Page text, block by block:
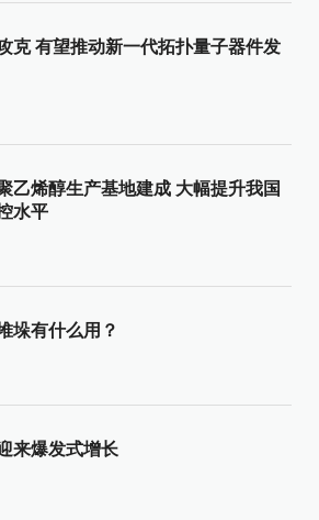
克 有望推动新一代拓扑量子器件发
乙烯醇生产基地建成 大幅提升我国
水平
垛有什么用？
来爆发式增长